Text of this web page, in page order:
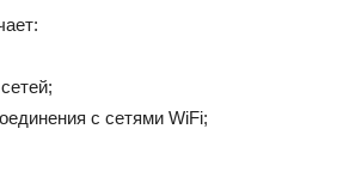
с сетями WiFi;